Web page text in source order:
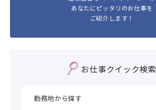
あなたにピッタリのお仕事を
ご紹介します！
お仕事クイック検索